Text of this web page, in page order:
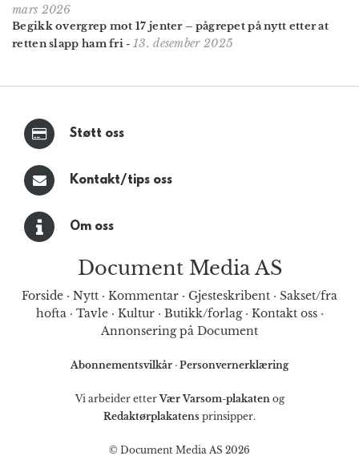
mars 2026
Begikk overgrep mot 17 jenter – pågrepet på nytt etter at
retten slapp ham fri -13. desember 2025
Støtt oss
Kontakt/tips oss
Om oss
Document Media AS
Forside · Nytt · Kommentar · Gjesteskribent · Sakset/fra
hofta· Tavle· Kultur· Butikk/forlag· Kontakt oss·
Annonsering på Document
Abonnementsvilkår · Personvernerklæring
Vi arbeider etterVær Varsom-plakatenog
Redaktørplakatens prinsipper.
© Document Media AS 2026